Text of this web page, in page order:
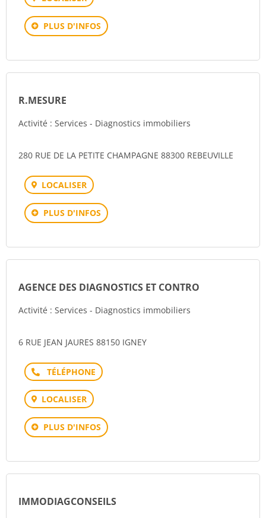
PLUS D'INFOS
R.MESURE
Activité : Services - Diagnostics immobiliers
280 RUE DE LA PETITE CHAMPAGNE 88300 REBEUVILLE
LOCALISER
PLUS D'INFOS
AGENCE DES DIAGNOSTICS ET CONTRO
Activité : Services - Diagnostics immobiliers
6 RUE JEAN JAURES 88150 IGNEY
Téléphone
LOCALISER
PLUS D'INFOS
IMMODIAGCONSEILS